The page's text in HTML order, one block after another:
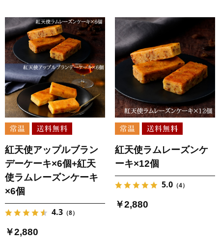
紅天使アップルブラン
デーケーキ×6個+紅天
使ラムレーズンケーキ
×6個
4.3 （8）
￥2,880
紅天使ラムレーズンケ
ーキ×12個
5.0 （4）
￥2,880